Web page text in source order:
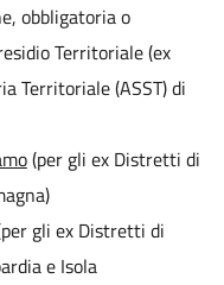
obbligatoria o
Territoriale (ex
Territoriale (ASST) di
(per gli ex Distretti di
gli ex Distretti di
e Isola